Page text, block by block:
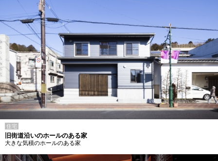
住宅
旧街道沿いのホールのある家
大きな気積のホールのある家